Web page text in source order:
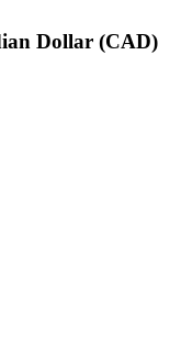
Dollar (CAD)